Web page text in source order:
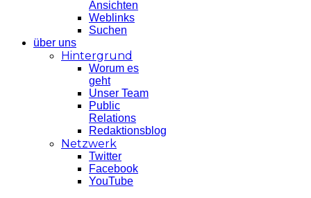
Ansichten
Weblinks
Suchen
über uns
Hintergrund
Worum es
geht
Unser Team
Public
Relations
Redaktionsblog
Netzwerk
Twitter
Facebook
YouTube